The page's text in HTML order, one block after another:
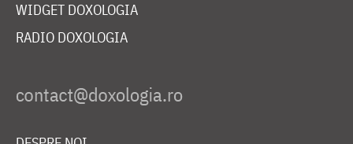
WIDGET DOXOLOGIA
RADIO DOXOLOGIA